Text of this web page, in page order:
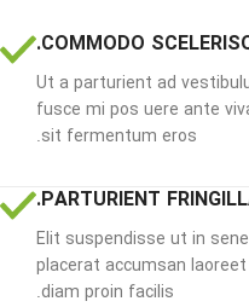
COMMODO
Ut a parturient ad
fusce mi pos uere ante
sit fermentum eros.
PARTURIENT
Elit suspendisse ut in
placerat accumsan
diam proin facilis.